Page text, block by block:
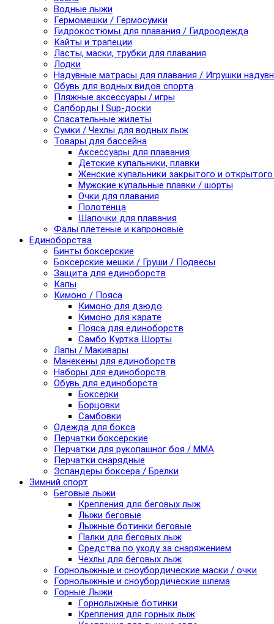
Водные лыжи
Гермомешки / Гермосумки
Гидрокостюмы для плавания / Гидроодежда
Кайты и трапеции
Ласты, маски, трубки для плавания
Лодки
Надувные матрасы для плавания / Игрушки
Обувь для водных видов спорта
Пляжные аксессуары / игры
Сапборды I Sup-доски
Спасательные жилеты
Сумки / Чехлы для водных лыж
Товары для бассейна
Аксессуары для плавания
Детские купальники, плавки
Женские купальники закрытого и
Мужские купальные плавки / шорты
Очки для плавания
Полотенца
Шапочки для плавания
Фалы плетеные и капроновые
Единоборства
Бинты боксерские
Боксерские мешки / Груши / Подвесы
Защита для единоборств
Капы
Кимоно / Пояса
Кимоно для дзюдо
Кимоно для карате
Пояса для единоборств
Самбо Куртка Шорты
Лапы / Макивары
Манекены для единоборств
Наборы для единоборств
Обувь для единоборств
Боксерки
Борцовки
Самбовки
Одежда для бокса
Перчатки боксерские
Перчатки для рукопашног боя / ММА
Перчатки снарядные
Эспандеры боксера / Брелки
Зимний спорт
Беговые лыжи
Крепления для беговых лыж
Лыжи беговые
Лыжные ботинки беговые
Палки для беговых лыж
Средства по уходу за снаряжением
Чехлы для беговых лыж
Горнолыжные и сноубордические маски / очки
Горнолыжные и сноубордические шлема
Горные Лыжи
Горнолыжные ботинки
Крепления для горных лыж